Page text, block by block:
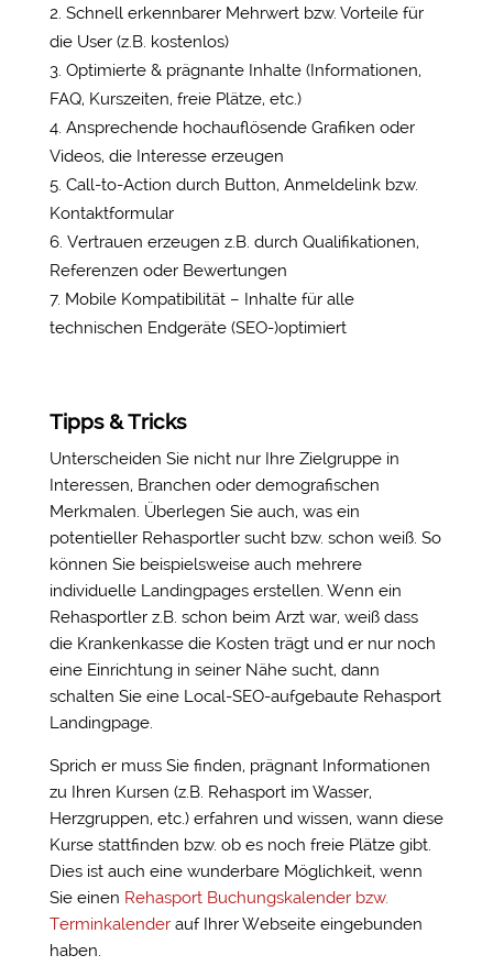
Schnell erkennbarer Mehrwert bzw. Vorteile für
die User (z.B. kostenlos)
Optimierte & prägnante Inhalte (Informationen,
FAQ, Kurszeiten, freie Plätze, etc.)
Ansprechende hochauflösende Grafiken oder
Videos, die Interesse erzeugen
Call-to-Action durch Button, Anmeldelink bzw.
Kontaktformular
Vertrauen erzeugen z.B. durch Qualifikationen,
Referenzen oder Bewertungen
Mobile Kompatibilität – Inhalte für alle
technischen Endgeräte (SEO-)optimiert
Tipps & Tricks
Unterscheiden Sie nicht nur Ihre Zielgruppe in
Interessen, Branchen oder demografischen
Merkmalen. Überlegen Sie auch, was ein
potentieller Rehasportler sucht bzw. schon weiß. So
können Sie beispielsweise auch mehrere
individuelle Landingpages erstellen. Wenn ein
Rehasportler z.B. schon beim Arzt war, weiß dass
die Krankenkasse die Kosten trägt und er nur noch
eine Einrichtung in seiner Nähe sucht, dann
schalten Sie eine Local-SEO-aufgebaute Rehasport
Landingpage.
Sprich er muss Sie finden, prägnant Informationen
zu Ihren Kursen (z.B. Rehasport im Wasser,
Herzgruppen, etc.) erfahren und wissen, wann diese
Kurse stattfinden bzw. ob es noch freie Plätze gibt.
Dies ist auch eine wunderbare Möglichkeit, wenn
Sie einen Rehasport Buchungskalender bzw.
Terminkalenderauf Ihrer Webseite eingebunden
haben.